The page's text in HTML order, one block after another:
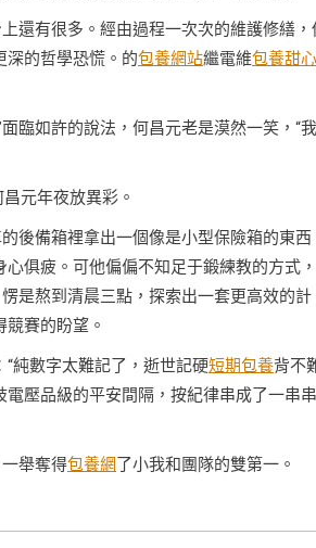
還有很多。經由過程一次次的維護修繕，
深的哲學恐慌。的包養網站繼電維包養甜
臨如許的說法，何昌元老是漠然一笑，“
元年夜放異彩。
後備箱裡拿出一個像是小型保險箱的東西
俱疲。可他偏偏不知足于鍛練教的方式
是熬到清晨三點，探索出一套更高效的計
賽的盼望。
純數字太難記了，逝世記硬短期包養背不
電壓品級的平安間隔，按紀律串成了一串
舉奪得包養網了小我和團隊的雙第一。